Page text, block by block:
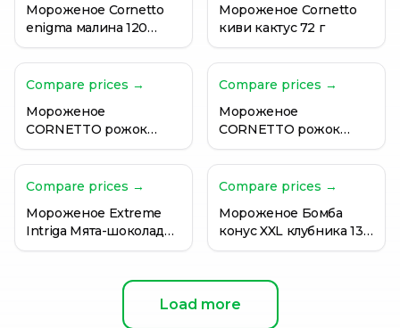
Мороженое Cornetto
enigma малина 120
мл/73 г
Мороженое Cornetto
киви кактус 72 г
Compare prices →
Мороженое
CORNETTO рожок
малина, 82 г
Compare prices →
Мороженое
CORNETTO рожок
Манго-маракуйя, 80г
Compare prices →
Мороженое Extreme
Intriga Мята-шоколад
3.4% 120мл
Compare prices →
Мороженое Бомба
конус XXL клубника 130
г
Load more